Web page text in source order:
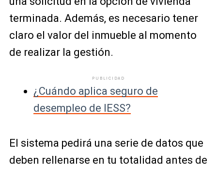
terminada. Además, es necesario tener
claro el valor del inmueble al momento
de realizar la gestión.
PUBLICIDAD
¿Cuándo aplica seguro de
desempleo de IESS?
El sistema pedirá una serie de datos que
deben rellenarse en tu totalidad antes de